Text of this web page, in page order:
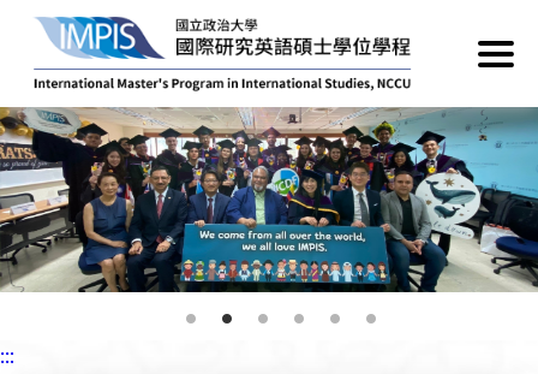
:::